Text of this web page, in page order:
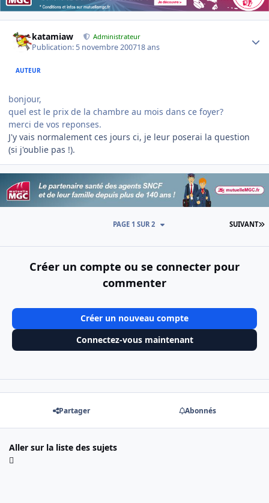
katamiaw Administrateur
Publication: 5 novembre 200718 ans
AUTEUR
bonjour,
quel est le prix de la chambre au mois dans ce foyer?
merci de vos reponses.
J'y vais normalement ces jours ci, je leur poserai la question
(si j'oublie pas !).
SUIVANT
PAGE 1 SUR 2
Créer un compte ou se connecter pour
commenter
Créer un nouveau compte
Connectez-vous maintenant
Partager Abonnés
Aller sur la liste des sujets